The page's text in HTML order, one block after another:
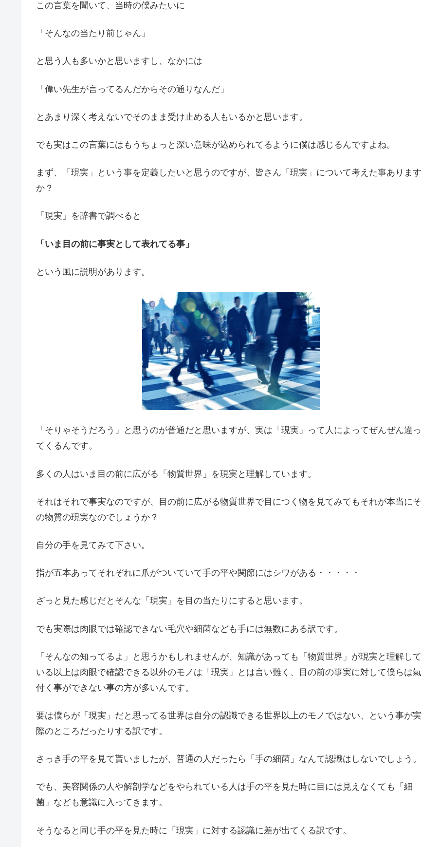
この言葉を聞いて、当時の僕みたいに
「そんなの当たり前じゃん」
と思う人も多いかと思いますし、なかには
「偉い先生が言ってるんだからその通りなんだ」
とあまり深く考えないでそのまま受け止める人もいるかと思います。
でも実はこの言葉にはもうちょっと深い意味が込められてるように僕は感じるんですよね。
まず、「現実」という事を定義したいと思うのですが、皆さん「現実」について考えた事あります
か？
「現実」を辞書で調べると
「いま目の前に事実として表れてる事」
という風に説明があります。
「そりゃそうだろう」と思うのが普通だと思いますが、実は「現実」って人によってぜんぜん違っ
てくるんです。
多くの人はいま目の前に広がる「物質世界」を現実と理解しています。
それはそれで事実なのですが、目の前に広がる物質世界で目につく物を見てみてもそれが本当にそ
の物質の現実なのでしょうか？
自分の手を見てみて下さい。
指が五本あってそれぞれに爪がついていて手の平や関節にはシワがある・・・・・
ざっと見た感じだとそんな「現実」を目の当たりにすると思います。
でも実際は肉眼では確認できない毛穴や細菌なども手には無数にある訳です。
「そんなの知ってるよ」と思うかもしれませんが、知識があっても「物質世界」が現実と理解して
いる以上は肉眼で確認できる以外のモノは「現実」とは言い難く、目の前の事実に対して僕らは氣
付く事ができない事の方が多いんです。
要は僕らが「現実」だと思ってる世界は自分の認識できる世界以上のモノではない、という事が実
際のところだったりする訳です。
さっき手の平を見て貰いましたが、普通の人だったら「手の細菌」なんて認識はしないでしょう。
でも、美容関係の人や解剖学などをやられている人は手の平を見た時に目には見えなくても「細
菌」なども意識に入ってきます。
そうなると同じ手の平を見た時に「現実」に対する認識に差が出てくる訳です。